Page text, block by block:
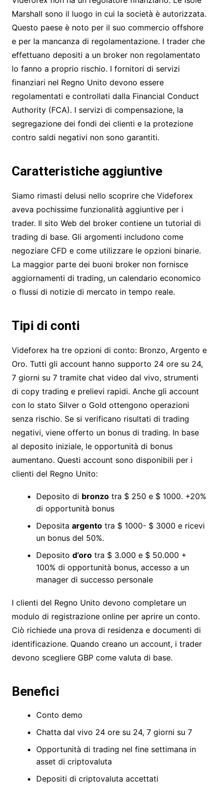
Marshall sono il luogo in cui la società è autorizzata.
Questo paese è noto per il suo commercio offshore
e per la mancanza di regolamentazione. I trader che
effettuano depositi a un broker non regolamentato
lo fanno a proprio rischio. I fornitori di servizi
finanziari nel Regno Unito devono essere
regolamentati e controllati dalla Financial Conduct
Authority (FCA). I servizi di compensazione, la
segregazione dei fondi dei clienti e la protezione
contro saldi negativi non sono garantiti.
Caratteristiche aggiuntive
Siamo rimasti delusi nello scoprire che Videforex
aveva pochissime funzionalità aggiuntive per i
trader. Il sito Web del broker contiene un tutorial di
trading di base. Gli argomenti includono come
negoziare CFD e come utilizzare le opzioni binarie.
La maggior parte dei buoni broker non fornisce
aggiornamenti di trading, un calendario economico
o flussi di notizie di mercato in tempo reale.
Tipi di conti
Videforex ha tre opzioni di conto: Bronzo, Argento e
Oro. Tutti gli account hanno supporto 24 ore su 24,
7 giorni su 7 tramite chat video dal vivo, strumenti
di copy trading e prelievi rapidi. Anche gli account
con lo stato Silver o Gold ottengono operazioni
senza rischio. Se si verificano risultati di trading
negativi, viene offerto un bonus di trading. In base
al deposito iniziale, le opportunità di bonus
aumentano. Questi account sono disponibili per i
clienti del Regno Unito:
Deposito di bronzotra $ 250 e $ 1000. +20%
di opportunità bonus
Deposita argentotra $ 1000- $ 3000 e ricevi
un bonus del 50%.
Deposito d’orotra $ 3.000 e $ 50.000 +
100% di opportunità bonus, accesso a un
manager di successo personale
I clienti del Regno Unito devono completare un
modulo di registrazione online per aprire un conto.
Ciò richiede una prova di residenza e documenti di
identificazione. Quando creano un account, i trader
devono scegliere GBP come valuta di base.
Benefici
Conto demo
Chatta dal vivo 24 ore su 24, 7 giorni su 7
Opportunità di trading nel fine settimana in
asset di criptovaluta
Depositi di criptovaluta accettati